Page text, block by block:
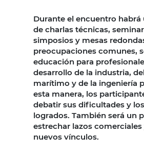
Durante el encuentro habrá
de charlas técnicas,
simposios y mesas
preocupaciones comunes,
educación para
desarrollo de la industria,
marítimo y de la ingeniería
esta manera, los
debatir sus dificultades y
logrados. También será un
estrechar lazos
nuevos vínculos.